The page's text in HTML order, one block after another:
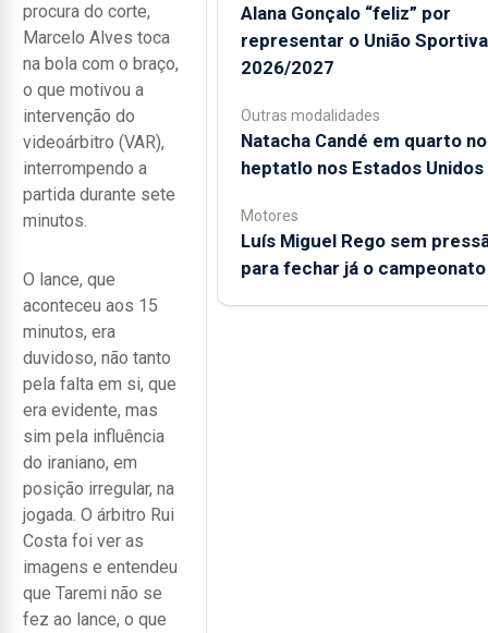
procura do corte,
Marcelo Alves toca
na bola com o braço,
o que motivou a
intervenção do
videoárbitro (VAR),
interrompendo a
partida durante sete
minutos.
O lance, que
aconteceu aos 15
minutos, era
duvidoso, não tanto
pela falta em si, que
era evidente, mas
sim pela influência
do iraniano, em
posição irregular, na
jogada. O árbitro Rui
Costa foi ver as
imagens e entendeu
que Taremi não se
fez ao lance, o que
Alana Gonçalo “feliz” por
representar o União
2026/2027
Outras modalidades
Natacha Candé em quarto no
heptatlo nos Estados Unidos
Motores
Luís Miguel Rego sem
para fechar já o campeonato